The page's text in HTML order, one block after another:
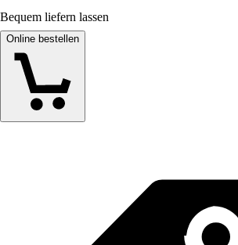
Bequem liefern lassen
Online bestellen